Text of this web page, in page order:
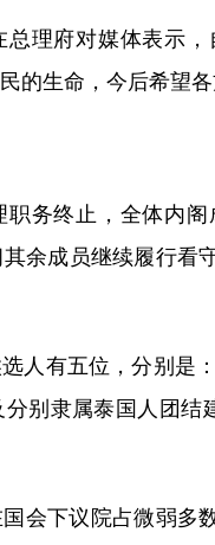
府对媒体表示，
的生命，今后希望
终止，全体内阁
余成员继续履行看
有五位，分别是：
别隶属泰国人团结
下议院占微弱多